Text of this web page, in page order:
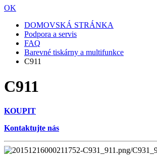
OK
DOMOVSKÁ STRÁNKA
Podpora a servis
FAQ
Barevné tiskárny a multifunkce
C911
C911
KOUPIT
Kontaktujte nás